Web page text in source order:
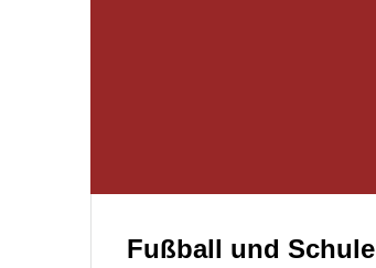
Fußball und Schule